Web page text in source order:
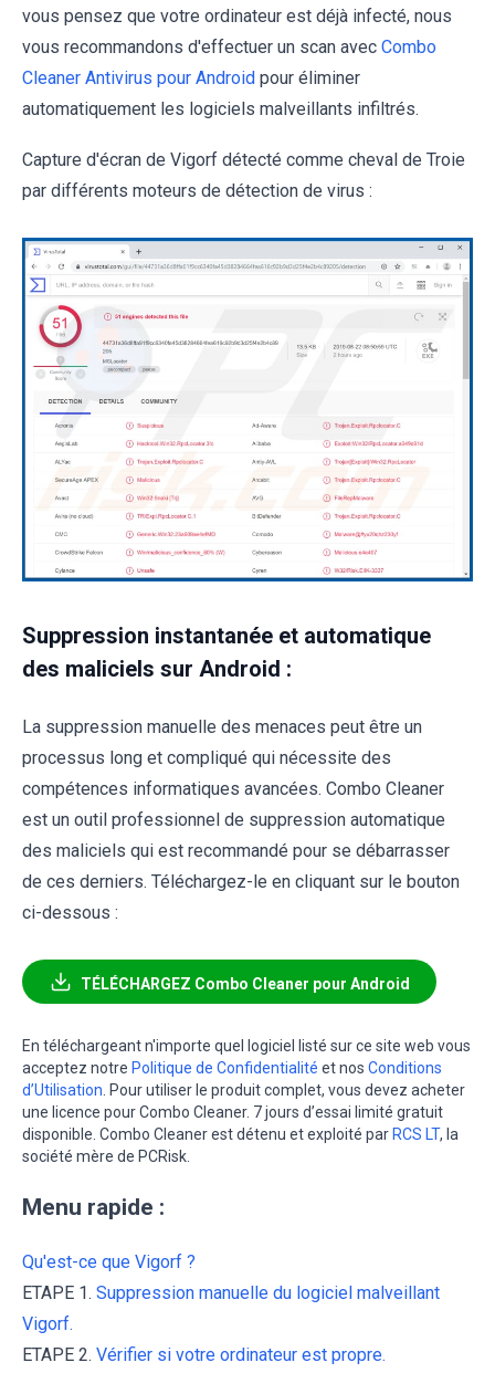
vous pensez que votre ordinateur est déjà infecté, nous
vous recommandons d'effectuer un scan avec Combo
Cleaner Antivirus pour Android pour éliminer
automatiquement les logiciels malveillants infiltrés.
Capture d'écran de Vigorf détecté comme cheval de Troie
par différents moteurs de détection de virus :
Suppression instantanée et automatique
des maliciels sur Android :
La suppression manuelle des menaces peut être un
processus long et compliqué qui nécessite des
compétences informatiques avancées. Combo Cleaner
est un outil professionnel de suppression automatique
des maliciels qui est recommandé pour se débarrasser
de ces derniers. Téléchargez-le en cliquant sur le bouton
ci-dessous :
TÉLÉCHARGEZ Combo Cleaner pour Android
En téléchargeant n'importe quel logiciel listé sur ce site web vous
acceptez notre Politique de Confidentialité et nos Conditions
d’Utilisation . Pour utiliser le produit complet, vous devez acheter
une licence pour Combo Cleaner. 7 jours d’essai limité gratuit
disponible. Combo Cleaner est détenu et exploité par RCS LT, la
société mère de PCRisk.
Menu rapide :
Qu'est-ce que Vigorf ?
ETAPE 1. Suppression manuelle du logiciel malveillant
Vigorf.
ETAPE 2. Vérifier si votre ordinateur est propre.